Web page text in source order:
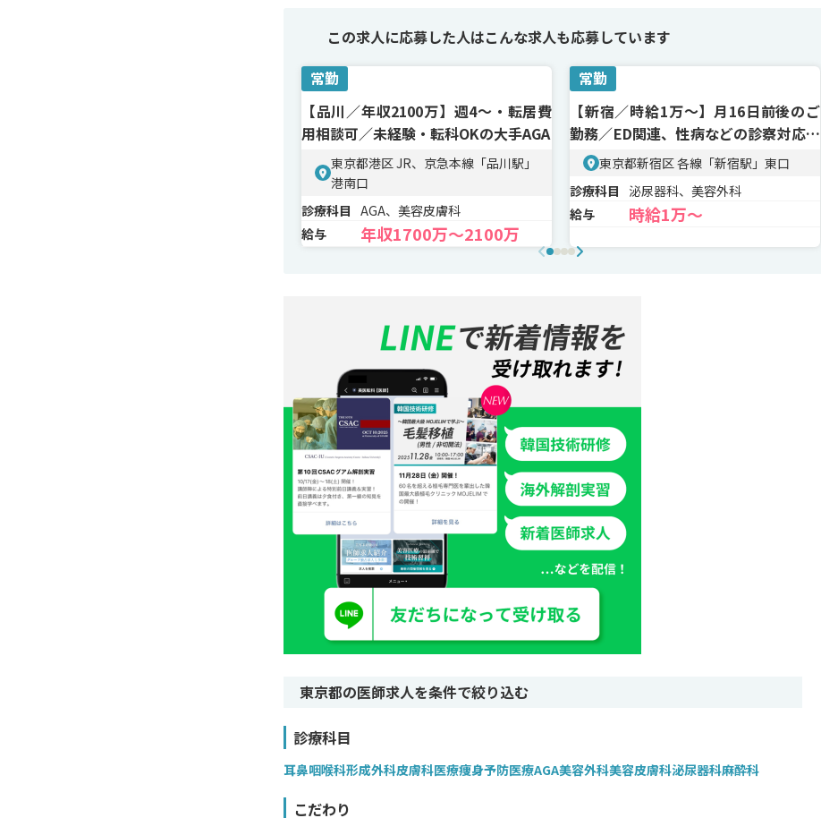
この求人に応募した人はこんな求人も応募しています
常勤
【品川／年収2100万】週4〜・転居費
用相談可／未経験・転科OKの大手AGA
東京都港区 JR、京急本線「品川駅」
港南口
診療科目 AGA、美容皮膚科
給与
年収1700万〜2100万
常勤
【新宿／時給1万～】月16日前後のご
勤務／ED関連、性病などの診察対応メ
イン東京都新宿区 各線「新宿駅」東口
診療科目
泌尿器科、美容外科
給与
時給1万〜
東京都の医師求人を条件で絞り込む
診療科目
耳鼻咽喉科形成外科皮膚科医療痩身予防医療AGA美容外科美容皮膚科泌尿器科麻酔科
こだわり